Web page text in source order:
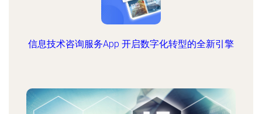
信息技术咨询服务App 开启数字化转型的全新引擎